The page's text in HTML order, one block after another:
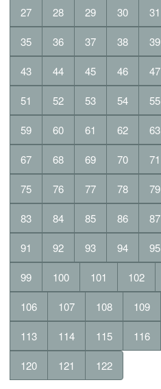
27 28 29 30 31
35 36 37 38 39
43 44 45 46 47
51 52 53 54 55
59 60 61 62 63
67 68 69 70 71
75 76 77 78 79
83 84 85 86 87
91 92 93 94 95
99 100 101 102
106 107 108 109
113 114 115 116
120 121 122